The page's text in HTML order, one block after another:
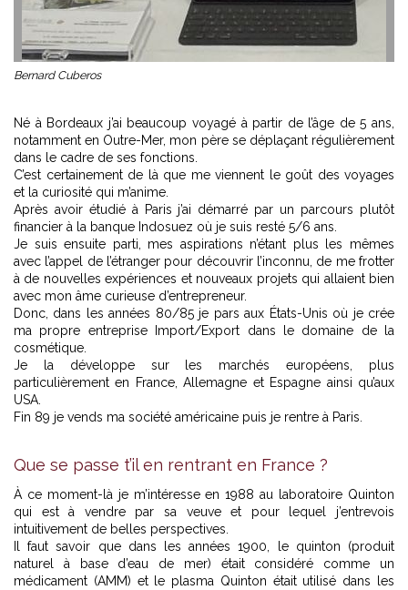
Bernard Cuberos
Né à Bordeaux j’ai beaucoup voyagé à partir de l’âge de 5 ans,
notamment en Outre-Mer, mon père se déplaçant régulièrement
dans le cadre de ses fonctions.
C’est certainement de là que me viennent le goût des voyages
et la curiosité qui m’anime.
Après avoir étudié à Paris j’ai démarré par un parcours plutôt
financier à la banque Indosuez où je suis resté 5/6 ans.
Je suis ensuite parti, mes aspirations n’étant plus les mêmes
avec l’appel de l’étranger pour découvrir l’inconnu, de me frotter
à de nouvelles expériences et nouveaux projets qui allaient bien
avec mon âme curieuse d’entrepreneur.
Donc, dans les années 80/85 je pars aux États-Unis où je crée
ma propre entreprise Import/Export dans le domaine de la
cosmétique.
Je la développe sur les marchés européens, plus
particulièrement en France, Allemagne et Espagne ainsi qu’aux
USA.
Fin 89 je vends ma société américaine puis je rentre à Paris.
Que se passe t’il en rentrant en France ?
À ce moment-là je m’intéresse en 1988 au laboratoire Quinton
qui est à vendre par sa veuve et pour lequel j’entrevois
intuitivement de belles perspectives.
Il faut savoir que dans les années 1900, le quinton (produit
naturel à base d’eau de mer) était considéré comme un
médicament (AMM) et le plasma Quinton était utilisé dans les